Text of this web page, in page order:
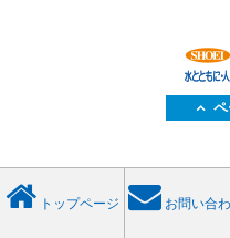
トップページ お問い合